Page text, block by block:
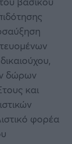
δώρων
και
φορέα